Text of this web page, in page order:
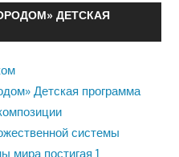
ДЕТСКАЯ
Детская программа
системы
мира постигая 1